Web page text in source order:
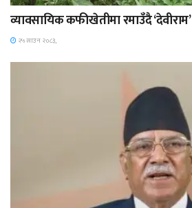
व्यावसायिक कफीखेतीमा रमाउँदै ‘देवीराम’
२५ साउन २०८३,